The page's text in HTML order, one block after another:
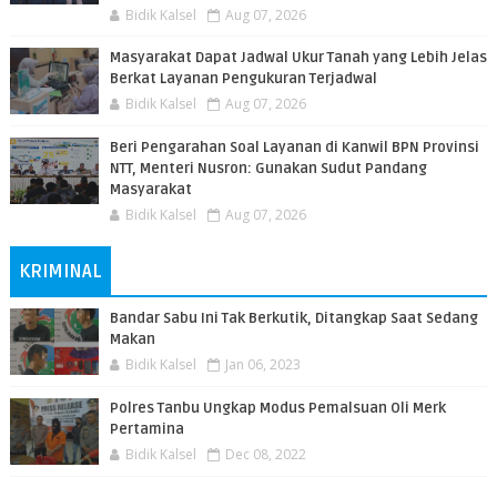
Bidik Kalsel Aug 07, 2026
Masyarakat Dapat Jadwal Ukur Tanah yang Lebih Jelas
Berkat Layanan Pengukuran Terjadwal
Bidik Kalsel Aug 07, 2026
Beri Pengarahan Soal Layanan di Kanwil BPN Provinsi
NTT, Menteri Nusron: Gunakan Sudut Pandang
Masyarakat
Bidik Kalsel Aug 07, 2026
KRIMINAL
Bandar Sabu Ini Tak Berkutik, Ditangkap Saat Sedang
Makan
Bidik Kalsel Jan 06, 2023
Polres Tanbu Ungkap Modus Pemalsuan Oli Merk
Pertamina
Bidik Kalsel Dec 08, 2022